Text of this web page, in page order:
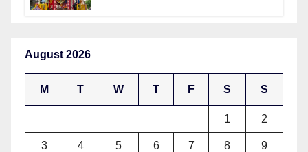
August 2026
M T W T F S S
1 2
3 4 5 6 7 8 9